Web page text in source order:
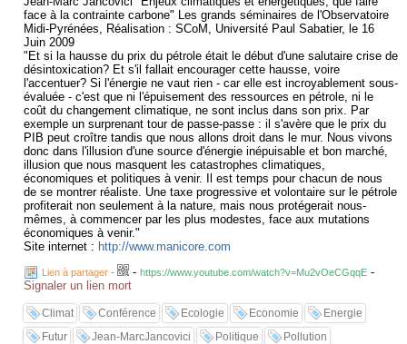
face à la contrainte carbone" Les grands séminaires de l'Observatoire
Midi-Pyrénées, Réalisation : SCoM, Université Paul Sabatier, le 16
Juin 2009
"Et si la hausse du prix du pétrole était le début d'une salutaire crise de
désintoxication? Et s'il fallait encourager cette hausse, voire
l'accentuer? Si l'énergie ne vaut rien - car elle est incroyablement sous-
évaluée - c'est que ni l'épuisement des ressources en pétrole, ni le
coût du changement climatique, ne sont inclus dans son prix. Par
exemple un surprenant tour de passe-passe : il s'avère que le prix du
PIB peut croître tandis que nous allons droit dans le mur. Nous vivons
donc dans l'illusion d'une source d'énergie inépuisable et bon marché,
illusion que nous masquent les catastrophes climatiques,
économiques et politiques à venir. Il est temps pour chacun de nous
de se montrer réaliste. Une taxe progressive et volontaire sur le pétrole
profiterait non seulement à la nature, mais nous protégerait nous-
mêmes, à commencer par les plus modestes, face aux mutations
économiques à venir."
Site internet : http://www.manicore.com
Lien à partager - - https://www.youtube.com/watch?v=Mu2vOeCGqqE -
Signaler un lien mort
Climat Conférence Ecologie Economie
Energie
Futur
Jean-MarcJancovici Politique Pollution